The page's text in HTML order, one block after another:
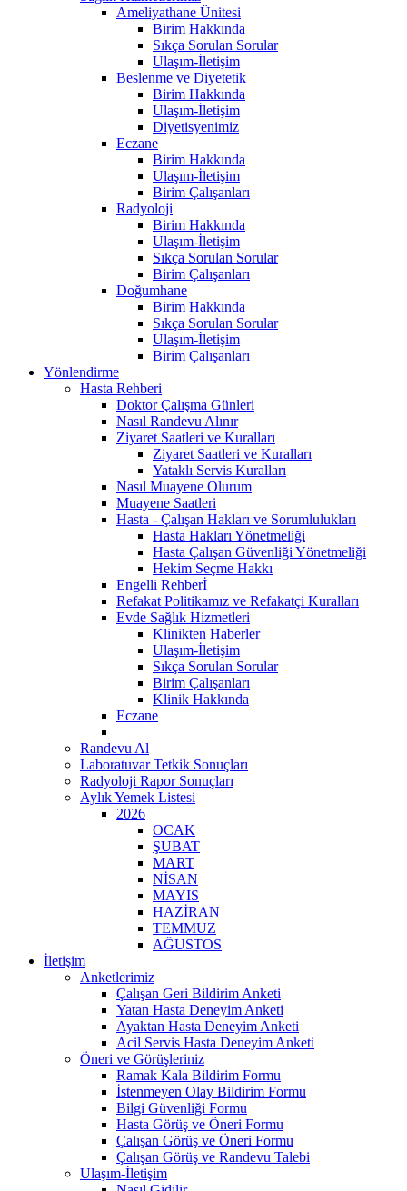
Ameliyathane Ünitesi
Birim Hakkında
Sıkça Sorulan Sorular
Ulaşım-İletişim
Beslenme ve Diyetetik
Birim Hakkında
Ulaşım-İletişim
Diyetisyenimiz
Eczane
Birim Hakkında
Ulaşım-İletişim
Birim Çalışanları
Radyoloji
Birim Hakkında
Ulaşım-İletişim
Sıkça Sorulan Sorular
Birim Çalışanları
Doğumhane
Birim Hakkında
Sıkça Sorulan Sorular
Ulaşım-İletişim
Birim Çalışanları
Yönlendirme
Hasta Rehberi
Doktor Çalışma Günleri
Nasıl Randevu Alınır
Ziyaret Saatleri ve Kuralları
Ziyaret Saatleri ve Kuralları
Yataklı Servis Kuralları
Nasıl Muayene Olurum
Muayene Saatleri
Hasta - Çalışan Hakları ve Sorumlulukları
Hasta Hakları Yönetmeliği
Hasta Çalışan Güvenliği Yönetmeliği
Hekim Seçme Hakkı
Engelli Rehberİ
Refakat Politikamız ve Refakatçi Kuralları
Evde Sağlık Hizmetleri
Klinikten Haberler
Ulaşım-İletişim
Sıkça Sorulan Sorular
Birim Çalışanları
Klinik Hakkında
Eczane
Randevu Al
Laboratuvar Tetkik Sonuçları
Radyoloji Rapor Sonuçları
Aylık Yemek Listesi
2026
OCAK
ŞUBAT
MART
NİSAN
MAYIS
HAZİRAN
TEMMUZ
AĞUSTOS
İletişim
Anketlerimiz
Çalışan Geri Bildirim Anketi
Yatan Hasta Deneyim Anketi
Ayaktan Hasta Deneyim Anketi
Acil Servis Hasta Deneyim Anketi
Öneri ve Görüşleriniz
Ramak Kala Bildirim Formu
İstenmeyen Olay Bildirim Formu
Bilgi Güvenliği Formu
Hasta Görüş ve Öneri Formu
Çalışan Görüş ve Öneri Formu
Çalışan Görüş ve Randevu Talebi
Ulaşım-İletişim